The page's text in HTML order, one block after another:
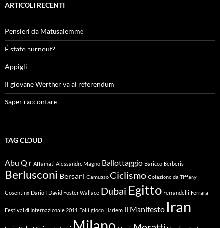
ARTICOLI RECENTI
Pensieri da Matusalemme
É stato burnout?
Appigli
Il giovane Werther va al referendum
Saper raccontare
TAG CLOUD
Abu Qir Affamati Alessandro Magno Ballottaggio Baricco Berberis
Berlusconi Bersani Camusso Ciclismo Colazione da Tiffany
Cosentino Dario I David Foster Wallace Dubai Egitto Ferrandelli Ferrara
Festival di Internazionale 2011 Folli gioco Harlem il Manifesto Iran